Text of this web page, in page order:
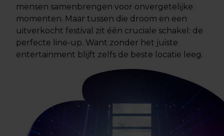
mensen samenbrengen voor onvergetelijke
momenten. Maar tussen die droom en een
uitverkocht festival zit één cruciale schakel: de
perfecte line-up. Want zonder het juiste
entertainment blijft zelfs de beste locatie leeg.